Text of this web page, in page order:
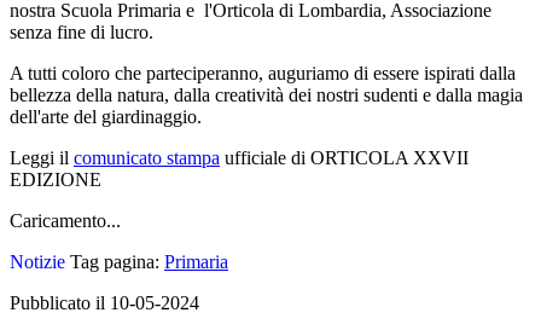
nostra Scuola Primaria e l'Orticola di Lombardia, Associazione
senza fine di lucro.
A tutti coloro che parteciperanno, auguriamo di essere ispirati dalla
bellezza della natura, dalla creatività dei nostri sudenti e dalla magia
dell'arte del giardinaggio.
Leggi il comunicato stampa ufficiale di ORTICOLA XXVII
EDIZIONE
Caricamento...
Notizie Tag pagina: Primaria
Pubblicato il 10-05-2024